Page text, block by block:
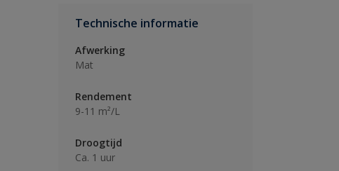
Technische informatie
Afwerking
Mat
Rendement
9-11 m²/L
Droogtijd
Ca. 1 uur